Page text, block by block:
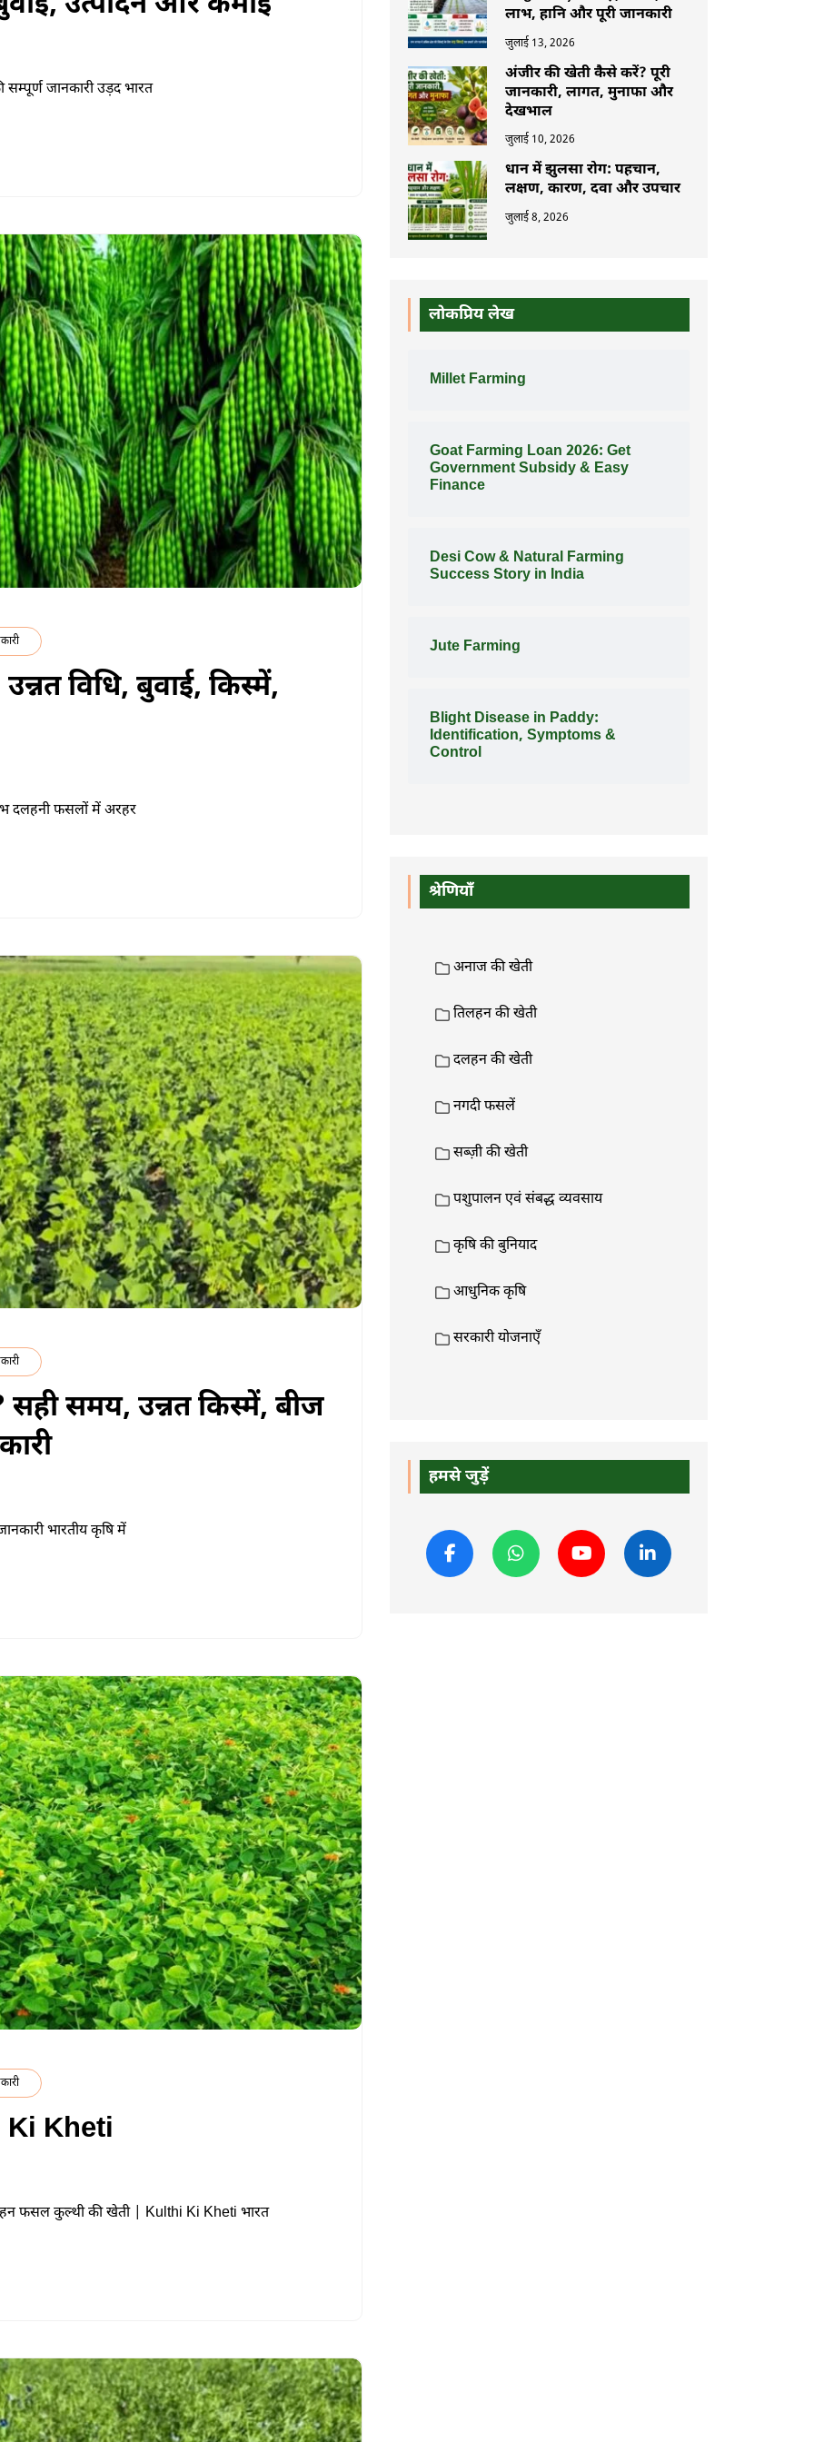
जानकारी उड़द भारत
विधि, बुवाई, किस्में,
दलहनी फसलों में अरहर
समय, उन्नत किस्में, बीज
भारतीय कृषि में
Kheti
फसल कुल्थी की खेती | Kulthi Ki Kheti भारत
लाभ, हानि और पूरी जानकारी
जुलाई 13, 2026
अंजीर की खेती कैसे करें? पूरी
जानकारी, लागत, मुनाफा और
देखभाल
जुलाई 10, 2026
धान में झुलसा रोग: पहचान,
लक्षण, कारण, दवा और उपचार
जुलाई 8, 2026
लोकप्रिय लेख
Millet Farming
Goat Farming Loan 2026: Get
Government Subsidy & Easy
Finance
Desi Cow & Natural Farming
Success Story in India
Jute Farming
Blight Disease in Paddy:
Identification, Symptoms &
Control
श्रेणियाँ
अनाज की खेती
तिलहन की खेती
दलहन की खेती
नगदी फसलें
सब्ज़ी की खेती
पशुपालन एवं संबद्ध व्यवसाय
कृषि की बुनियाद
आधुनिक कृषि
सरकारी योजनाएँ
हमसे जुड़ें